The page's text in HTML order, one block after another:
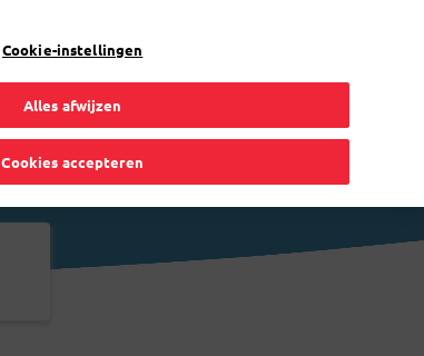
Zakelijk
Cookie-instellingen
Alles afwijzen
Cookies accepteren